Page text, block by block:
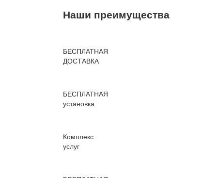
Наши преимущества
БЕСПЛАТНАЯ
ДОСТАВКА
БЕСПЛАТНАЯ
установка
Комплекс
услуг